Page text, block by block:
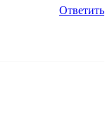
Ответить